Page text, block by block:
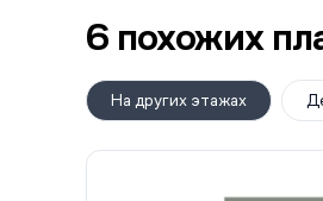
6 похожих
На других этажах